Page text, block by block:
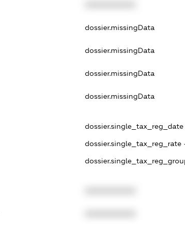
dossier.missingData
dossier.missingData
dossier.missingData
dossier.missingData
dossier.single_tax_reg_date
dossier.single_tax_reg_rate